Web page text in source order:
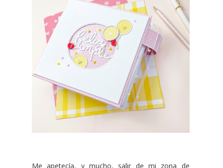
Me apetecía, y mucho, salir de mi zona de